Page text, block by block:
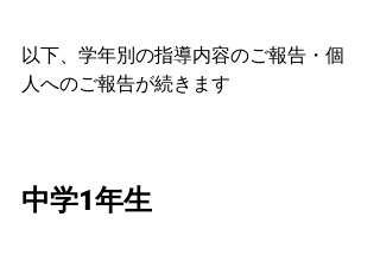
以下、学年別の指導内容のご報告・個
人へのご報告が続きます
中学1年生